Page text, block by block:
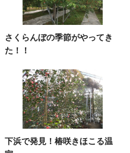
さくらんぼの季節がやってき
た！！
下浜で発見！椿咲きほこる温